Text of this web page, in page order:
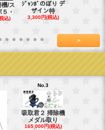
機/ス
・
込)
ｼﾞｬﾝﾎﾞのぼり デ
ザイン特
3,300円(税込)
>
No.3
吸取君２ 掃除機
メダル取り
165,000円(税込)